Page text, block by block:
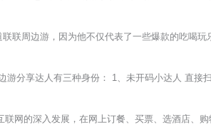
联联周边游，因为他不仅代表了一些爆款的吃喝
游分享达人有三种身份： 1、未开码小达人 直接
联网的深入发展，在网上订餐、买票、选酒店、